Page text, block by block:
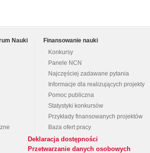
Nauki
Finansowanie nauki
Konkursy
Panele NCN
Najczęściej zadawane pytania
Informacje dla realizujących projekty
Pomoc publiczna
Statystyki konkursów
Przykłady finansowanych projektów
Baza ofert pracy
Deklaracja dostępności
Przetwarzanie danych osobowych